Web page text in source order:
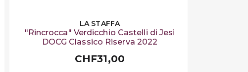
LA STAFFA
"Rincrocca" Verdicchio Castelli di Jesi
DOCG Classico Riserva 2022
CHF31,00